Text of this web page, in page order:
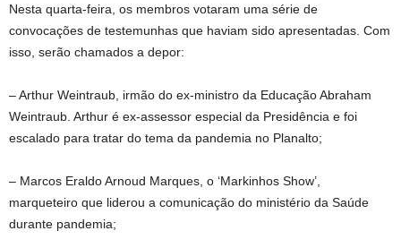
Nesta quarta-feira, os membros votaram uma série de
convocações de testemunhas que haviam sido apresentadas. Com
isso, serão chamados a depor:
– Arthur Weintraub, irmão do ex-ministro da Educação Abraham
Weintraub. Arthur é ex-assessor especial da Presidência e foi
escalado para tratar do tema da pandemia no Planalto;
– Marcos Eraldo Arnoud Marques, o ‘Markinhos Show’,
marqueteiro que liderou a comunicação do ministério da Saúde
durante pandemia;